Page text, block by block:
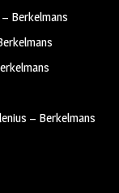
Berkelmans
– Berkelmans